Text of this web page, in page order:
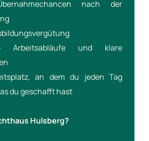
nach der
Arbeitsabläufe und klare
an dem du jeden Tag
du geschafft hast
Hulsberg?